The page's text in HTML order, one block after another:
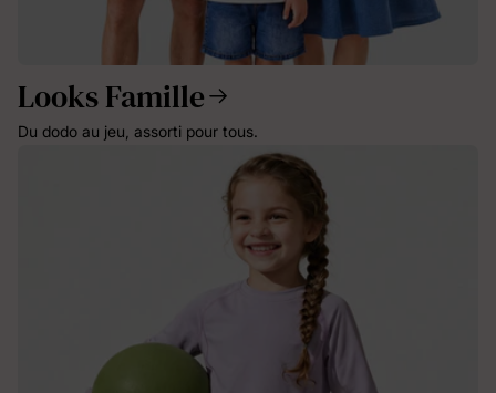
Looks Famille
Du dodo au jeu, assorti pour tous.